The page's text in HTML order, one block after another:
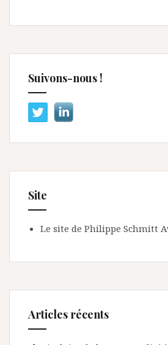
Suivons-nous !
Site
Le site de Philippe Schmitt
Articles récents